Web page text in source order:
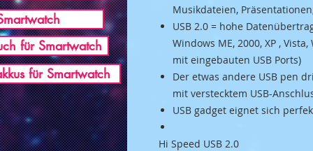
Musikdateien,
USB 2.0 = hohe
Windows ME, 2000, XP ,
mit eingebauten USB Ports)
Der etwas andere USB pen
mit verstecktem USB-
USB gadget eignet sich
Hi Speed USB 2.0
für Smartwatch
für Smartwatch